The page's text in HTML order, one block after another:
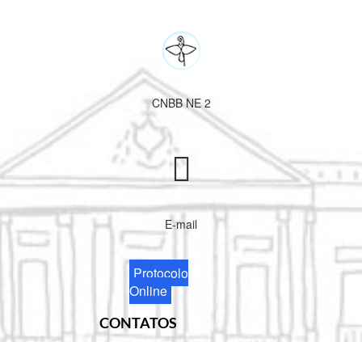
CNBB NE 2
E-mail
Protocolo
Online
CONTATOS